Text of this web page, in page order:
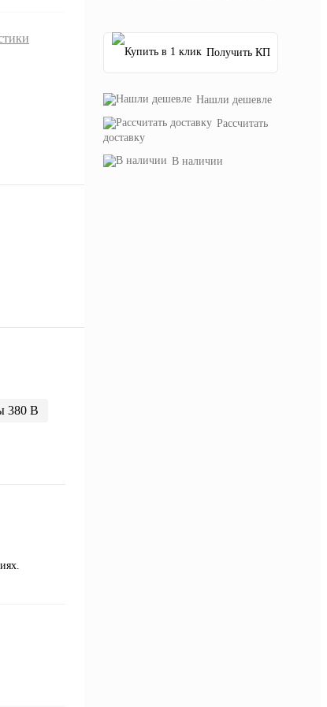
380 В
Получить КП
Нашли дешевле
Рассчитать
доставку
В наличии